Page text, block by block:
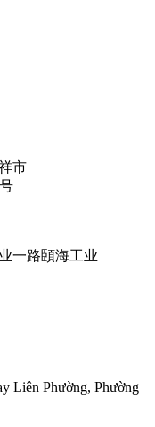
市
一路頣海工业
Liên Phường, Phường